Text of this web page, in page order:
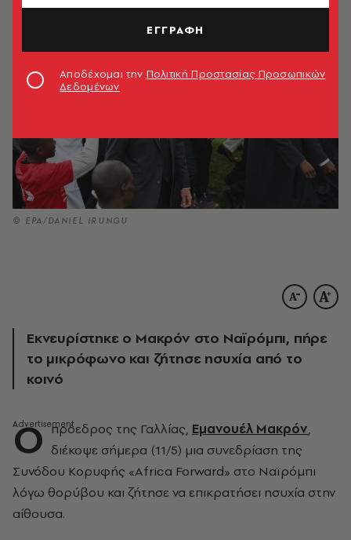
© ΕΡΑ/DANIEL IRUNGU
Εκνευρίστηκε ο Μακρόν στο Ναϊρόμπι, πήρε
το μικρόφωνο και ζήτησε ησυχία από το
κοινό
Ο πρόεδρος της Γαλλίας, Εμανουέλ Μακρόν,
διέκοψε σήμερα (11/5) μια συνεδρίαση της
Συνόδου Κορυφής «Africa Forward» στο Ναϊρόμπι
λόγω θορύβου και ζήτησε να επικρατήσει ησυχία στην
αίθουσα.
ΕΓΓΡΑΦΗ
Αποδέχομαι την Πολιτική Προστασίας Προσωπικών
Δεδομένων